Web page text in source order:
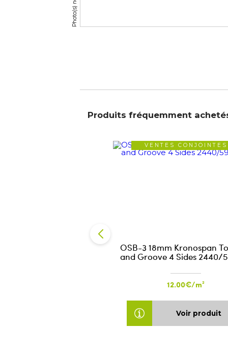
Produits fréquemment
VENTES CONJOINTES
OSB-3 18mm Kronospan
and Groove 4 Sides 2440/
12.00€/m²
Voir produit